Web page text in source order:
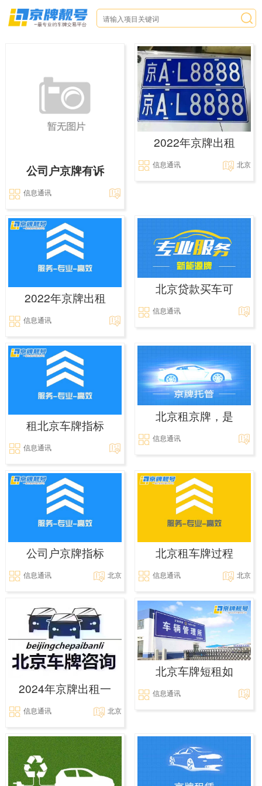
公司户京牌有诉
信息通讯
2022年京牌出租
信息通讯 北京
2022年京牌出租
信息通讯
北京贷款买车可
信息通讯
租北京车牌指标
信息通讯
北京租京牌，是
信息通讯
公司户京牌指标
信息通讯 北京
北京租车牌过程
信息通讯 北京
2024年京牌出租一
信息通讯 北京
北京车牌短租如
信息通讯